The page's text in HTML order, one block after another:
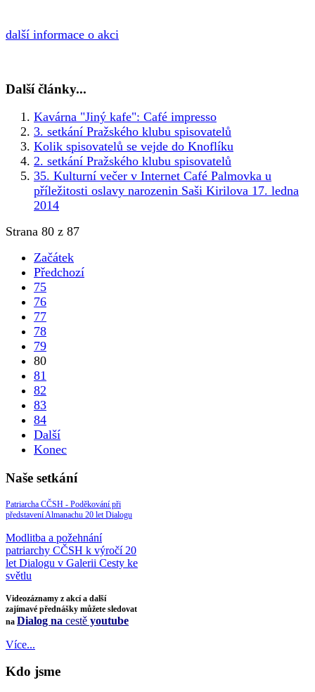
další informace o akci
Další články...
Kavárna "Jiný kafe": Café impresso
3. setkání Pražského klubu spisovatelů
Kolik spisovatelů se vejde do Knoflíku
2. setkání Pražského klubu spisovatelů
35. Kulturní večer v Internet Café Palmovka u
příležitosti oslavy narozenin Saši Kirilova 17. ledna
2014
Strana 80 z 87
Začátek
Předchozí
75
76
77
78
79
80
81
82
83
84
Další
Konec
Naše setkání
Patriarcha CČSH - Poděkování při
představení Almanachu 20 let Dialogu
Modlitba a požehnání
patriarchy CČSH k výročí 20
let Dialogu v Galerii Cesty ke
světlu
Videozáznamy z akcí a další
zajímavé přednášky můžete sledovat
na Dialog na cestě youtube
Více...
Kdo jsme